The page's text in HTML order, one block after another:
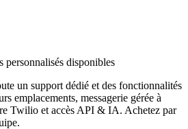
personnalisés disponibles
un support dédié et des fonctionnalités
emplacements, messagerie gérée à
Twilio et accès API & IA. Achetez par